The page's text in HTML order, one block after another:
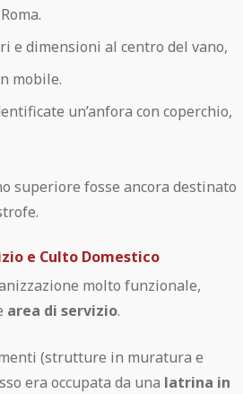
e dimensioni al centro del vano,
mobile.
un’anfora con coperchio,
superiore fosse ancora destinato
e Culto Domestico
molto funzionale,
area di servizio.
(strutture in muratura e
era occupata da una latrina in